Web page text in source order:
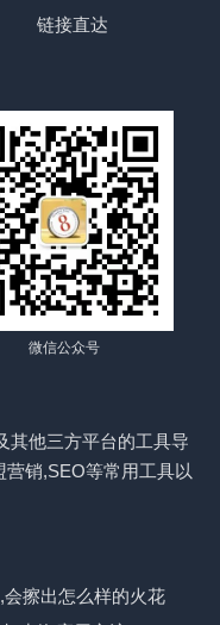
链接直达
微信公众号
其他三方平台的工具导
销,SEO等常用工具以
擦出怎么样的火花